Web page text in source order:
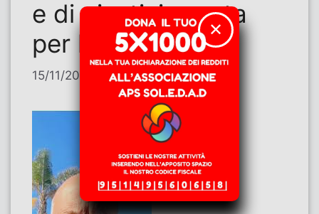
e di giustizia certa
per le vittime
15/11/2025 diAlberto Deambrogio
✕